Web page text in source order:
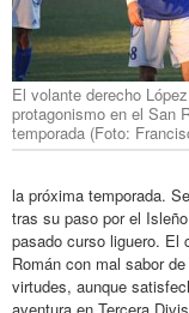
El volante derecho
protagonismo en el San
temporada (Foto:
la próxima temporada.
tras su paso por el
pasado curso liguero. El
Román con mal sabor
virtudes, aunque